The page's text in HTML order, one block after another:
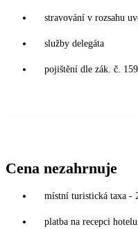
stravování v rozsahu
služby delegáta
pojištění dle zák. č.
Cena nezahrnuje
místní turistická taxa -
platba na recepci hotelu